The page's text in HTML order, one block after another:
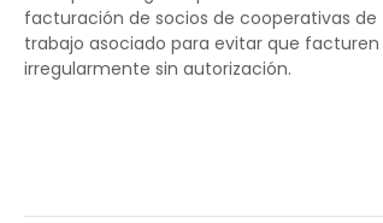
facturación de socios de cooperativas de
trabajo asociado para evitar que facturen
irregularmente sin autorización.